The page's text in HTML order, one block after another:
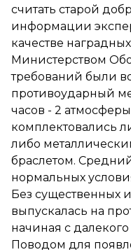
считать старой
информации
качестве
Министерством
требований были
противоударный
часов - 2
комплектовались
либо
браслетом.
нормальных
Без существенных
выпускалась на
начиная с далекого
Поводом для